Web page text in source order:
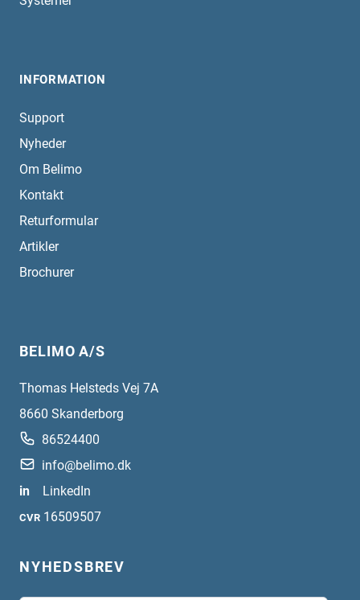
INFORMATION
Support
Nyheder
Om Belimo
Kontakt
Returformular
Artikler
Brochurer
BELIMO A/S
Thomas Helsteds Vej 7A
8660 Skanderborg
86524400
info@belimo.dk
in
LinkedIn
CVR 16509507
NYHEDSBREV